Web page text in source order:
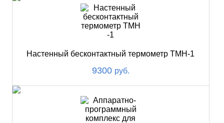
Настенный бесконтактный термометр ТМН-1
9300 руб.